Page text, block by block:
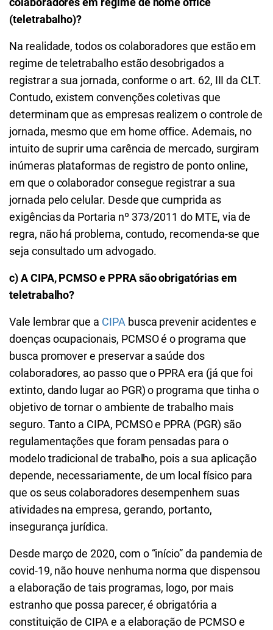
(teletrabalho)?
Na realidade, todos os colaboradores que estão em
regime de teletrabalho estão desobrigados a
registrar a sua jornada, conforme o art. 62, III da CLT.
Contudo, existem convenções coletivas que
determinam que as empresas realizem o controle de
jornada, mesmo que em home office. Ademais, no
intuito de suprir uma carência de mercado, surgiram
inúmeras plataformas de registro de ponto online,
em que o colaborador consegue registrar a sua
jornada pelo celular. Desde que cumprida as
exigências da Portaria nº 373/2011 do MTE, via de
regra, não há problema, contudo, recomenda-se que
seja consultado um advogado.
c) A CIPA, PCMSO e PPRA são obrigatórias em
teletrabalho?
Vale lembrar que a CIPA busca prevenir acidentes e
doenças ocupacionais, PCMSO é o programa que
busca promover e preservar a saúde dos
colaboradores, ao passo que o PPRA era (já que foi
extinto, dando lugar ao PGR) o programa que tinha o
objetivo de tornar o ambiente de trabalho mais
seguro. Tanto a CIPA, PCMSO e PPRA (PGR) são
regulamentações que foram pensadas para o
modelo tradicional de trabalho, pois a sua aplicação
depende, necessariamente, de um local físico para
que os seus colaboradores desempenhem suas
atividades na empresa, gerando, portanto,
insegurança jurídica.
Desde março de 2020, com o “início” da pandemia de
covid-19, não houve nenhuma norma que dispensou
a elaboração de tais programas, logo, por mais
estranho que possa parecer, é obrigatória a
constituição de CIPA e a elaboração de PCMSO e